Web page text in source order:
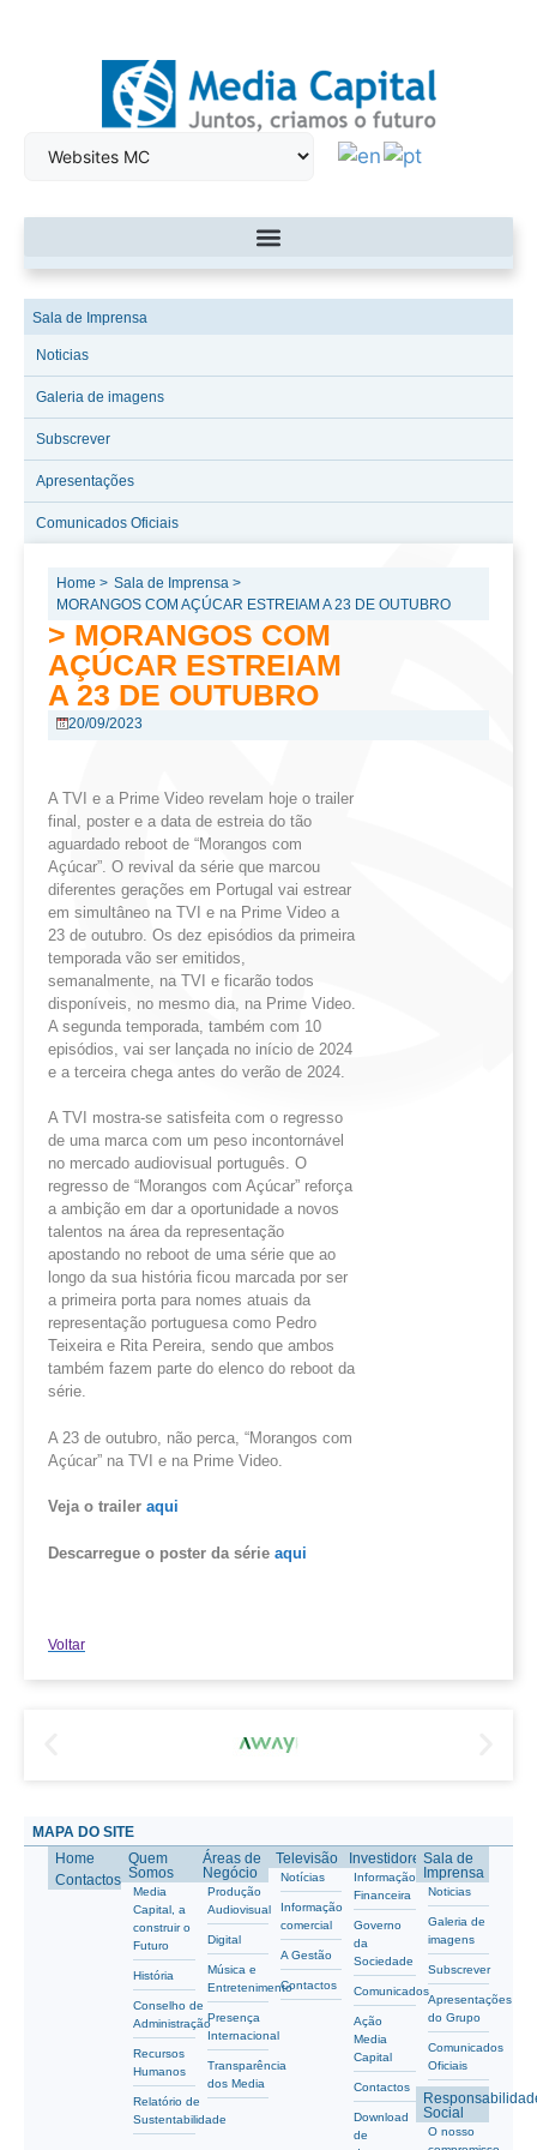
Sala de Imprensa
Noticias
Galeria de imagens
Subscrever
Apresentações
Comunicados Oficiais
Home > Sala de Imprensa >
MORANGOS COM AÇÚCAR ESTREIAM A 23 DE OUTUBRO
> MORANGOS COM
AÇÚCAR ESTREIAM
A 23 DE OUTUBRO
20/09/2023
A TVI e a Prime Video revelam hoje o trailer
final, poster e a data de estreia do tão
aguardado reboot de “Morangos com
Açúcar”. O revival da série que marcou
diferentes gerações em Portugal vai estrear
em simultâneo na TVI e na Prime Video a
23 de outubro. Os dez episódios da primeira
temporada vão ser emitidos,
semanalmente, na TVI e ficarão todos
disponíveis, no mesmo dia, na Prime Video.
A segunda temporada, também com 10
episódios, vai ser lançada no início de 2024
e a terceira chega antes do verão de 2024.
A TVI mostra-se satisfeita com o regresso
de uma marca com um peso incontornável
no mercado audiovisual português. O
regresso de “Morangos com Açúcar” reforça
a ambição em dar a oportunidade a novos
talentos na área da representação
apostando no reboot de uma série que ao
longo da sua história ficou marcada por ser
a primeira porta para nomes atuais da
representação portuguesa como Pedro
Teixeira e Rita Pereira, sendo que ambos
também fazem parte do elenco do reboot da
série.
A 23 de outubro, não perca, “Morangos com
Açúcar” na TVI e na Prime Video.
Veja o trailer aqui
Descarregue o poster da série aqui
Voltar
MAPA DO SITE
Home
Contactos
Quem
Somos
Media
Capital, a
construir o
Futuro
História
Conselho de
Administração
Recursos
Humanos
Relatório de
Sustentabilidade
Áreas de
Negócio
Produção
Audiovisual
Digital
Música e
Entretenimento
Presença
Internacional
Transparência
dos Media
Televisão
Notícias
Informação
comercial
A Gestão
Contactos
Investidores
Informação
Financeira
Governo
da
Sociedade
Comunicados
Ação
Media
Capital
Contactos
Download
de
Sala de
Imprensa
Noticias
Galeria de
imagens
Subscrever
Apresentações
do Grupo
Comunicados
Oficiais
Social
O nosso